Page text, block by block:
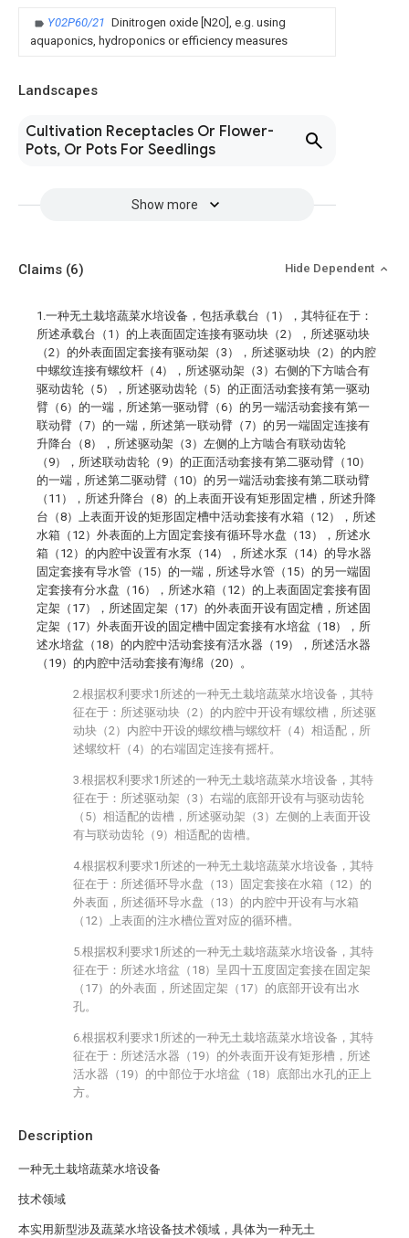
Y02P60/21 Dinitrogen oxide [N2O], e.g. using
aquaponics, hydroponics or efficiency measures
Landscapes
Cultivation Receptacles Or Flower-
Pots, Or Pots For Seedlings
Show more
Description
一种无土栽培蔬菜水培设备
技术领域
本实用新型涉及蔬菜水培设备技术领域，具体为一种无土
Claims (6) Hide Dependent
1.一种无土栽培蔬菜水培设备，包括承载台（1），其特征在于：
所述承载台（1）的上表面固定连接有驱动块（2），所述驱动块
（2）的外表面固定套接有驱动架（3），所述驱动块（2）的内腔
中螺纹连接有螺纹杆（4），所述驱动架（3）右侧的下方啮合有
驱动齿轮（5），所述驱动齿轮（5）的正面活动套接有第一驱动
臂（6）的一端，所述第一驱动臂（6）的另一端活动套接有第一
联动臂（7）的一端，所述第一联动臂（7）的另一端固定连接有
升降台（8），所述驱动架（3）左侧的上方啮合有联动齿轮
（9），所述联动齿轮（9）的正面活动套接有第二驱动臂（10）
的一端，所述第二驱动臂（10）的另一端活动套接有第二联动臂
（11），所述升降台（8）的上表面开设有矩形固定槽，所述升降
台（8）上表面开设的矩形固定槽中活动套接有水箱（12），所述
水箱（12）外表面的上方固定套接有循环导水盘（13），所述水
箱（12）的内腔中设置有水泵（14），所述水泵（14）的导水器
固定套接有导水管（15）的一端，所述导水管（15）的另一端固
定套接有分水盘（16），所述水箱（12）的上表面固定套接有固
定架（17），所述固定架（17）的外表面开设有固定槽，所述固
定架（17）外表面开设的固定槽中固定套接有水培盆（18），所
述水培盆（18）的内腔中活动套接有活水器（19），所述活水器
（19）的内腔中活动套接有海绵（20）。
2.根据权利要求1所述的一种无土栽培蔬菜水培设备，其特
征在于：所述驱动块（2）的内腔中开设有螺纹槽，所述驱
动块（2）内腔中开设的螺纹槽与螺纹杆（4）相适配，所
述螺纹杆（4）的右端固定连接有摇杆。
3.根据权利要求1所述的一种无土栽培蔬菜水培设备，其特
征在于：所述驱动架（3）右端的底部开设有与驱动齿轮
（5）相适配的齿槽，所述驱动架（3）左侧的上表面开设
有与联动齿轮（9）相适配的齿槽。
4.根据权利要求1所述的一种无土栽培蔬菜水培设备，其特
征在于：所述循环导水盘（13）固定套接在水箱（12）的
外表面，所述循环导水盘（13）的内腔中开设有与水箱
（12）上表面的注水槽位置对应的循环槽。
5.根据权利要求1所述的一种无土栽培蔬菜水培设备，其特
征在于：所述水培盆（18）呈四十五度固定套接在固定架
（17）的外表面，所述固定架（17）的底部开设有出水
孔。
6.根据权利要求1所述的一种无土栽培蔬菜水培设备，其特
征在于：所述活水器（19）的外表面开设有矩形槽，所述
活水器（19）的中部位于水培盆（18）底部出水孔的正上
方。